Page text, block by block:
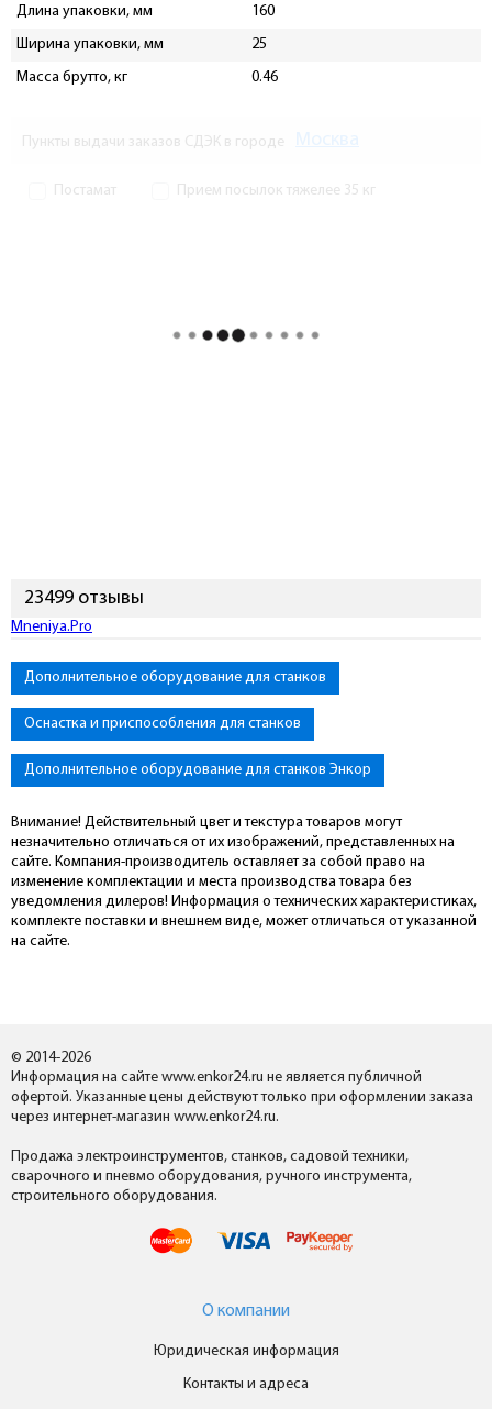
Длина упаковки, мм
160
Ширина упаковки, мм
25
Масса брутто, кг
0.46
Пункты выдачи заказов СДЭК в городе
Постамат Прием посылок тяжелее 35 кг
23499 отзывы
Mneniya.Pro
Дополнительное оборудование для станков
Оснастка и приспособления для станков
Дополнительное оборудование для станков Энкор
Внимание! Действительный цвет и текстура товаров могут
незначительно отличаться от их изображений, представленных на
сайте. Компания-производитель оставляет за собой право на
изменение комплектации и места производства товара без
уведомления дилеров! Информация о технических характеристиках,
комплекте поставки и внешнем виде, может отличаться от указанной
на сайте.
© 2014-2026
Информация на сайте www.enkor24.ru не является публичной
офертой. Указанные цены действуют только при оформлении заказа
через интернет-магазин www.enkor24.ru.
Продажа электроинструментов, станков, садовой техники,
сварочного и пневмо оборудования, ручного инструмента,
строительного оборудования.
О компании
Юридическая информация
Контакты и адреса